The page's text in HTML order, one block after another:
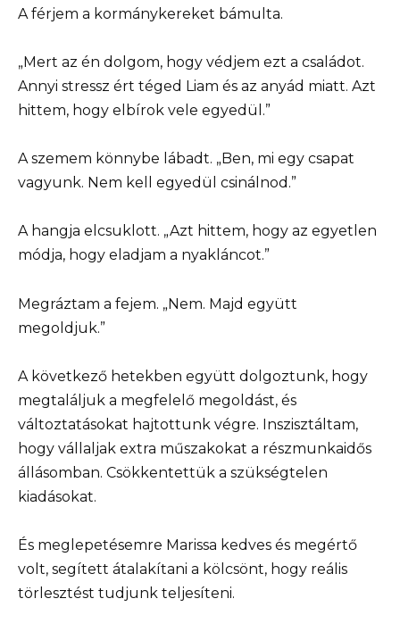
A férjem a kormánykereket bámulta.
„Mert az én dolgom, hogy védjem ezt a családot.
Annyi stressz ért téged Liam és az anyád miatt. Azt
hittem, hogy elbírok vele egyedül.”
A szemem könnybe lábadt. „Ben, mi egy csapat
vagyunk. Nem kell egyedül csinálnod.”
A hangja elcsuklott. „Azt hittem, hogy az egyetlen
módja, hogy eladjam a nyakláncot.”
Megráztam a fejem. „Nem. Majd együtt
megoldjuk.”
A következő hetekben együtt dolgoztunk, hogy
megtaláljuk a megfelelő megoldást, és
változtatásokat hajtottunk végre. Inszisztáltam,
hogy vállaljak extra műszakokat a részmunkaidős
állásomban. Csökkentettük a szükségtelen
kiadásokat.
És meglepetésemre Marissa kedves és megértő
volt, segített átalakítani a kölcsönt, hogy reális
törlesztést tudjunk teljesíteni.